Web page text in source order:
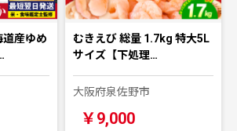
道産ゆめ
むきえび 総量 1.7kg 特大5L
サイズ【下処理…
大阪府泉佐野市
￥9,000